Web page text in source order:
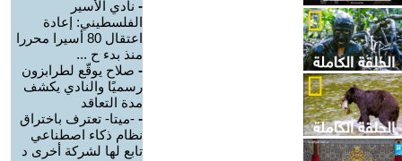
- نادي الأسير
الفلسطيني: إعادة
اعتقال 80 أسيرا محررا
منذ بدء ح ...
- صلاح يوقّع لطرابزون
رسميًا والنادي يكشف
مدة التعاقد
- -ميتا- تعترف باختراق
نظام ذكاء اصطناعي
تابع لها لشركة أخرى د